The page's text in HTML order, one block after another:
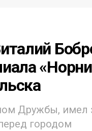
Дружбы, имел
городом